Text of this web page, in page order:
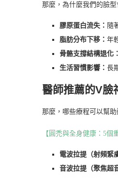
那麼，為什麼我們的臉
膠原蛋白流失： 隨
脂肪分布下移： 年
骨骼支撐結構退化：
生活習慣影響： 長
醫師推薦的V臉
那麼，哪些療程可以幫
【圓禿與全身健康：5個
電波拉提（射頻緊
音波拉提（聚焦超